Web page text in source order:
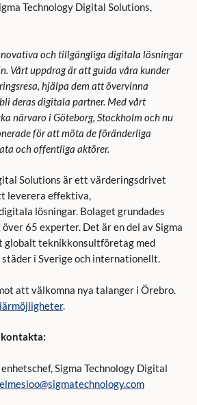
Technology Digital Solutions,
och tillgängliga digitala lösningar
Vårt uppdrag är att guida våra kunder
hjälpa dem att övervinna
deras digitala partner. Med vårt
närvaro i Göteborg, Stockholm och nu
för att möta de föränderliga
och offentliga aktörer.
Solutions är ett värderingsdrivet
leverera effektiva,
lösningar. Bolaget grundades
65 experter. Det är en del av Sigma
globalt teknikkonsultföretag med
i Sverige och internationellt.
att välkomna nya talanger i Örebro.
.
Sigma Technology Digital